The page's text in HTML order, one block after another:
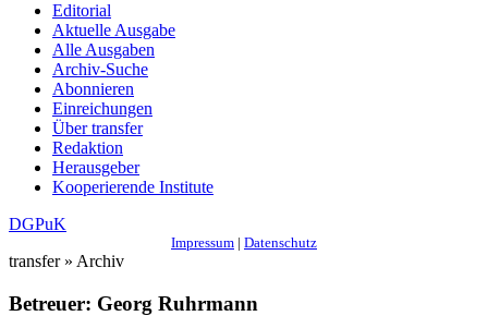
Editorial
Aktuelle Ausgabe
Alle Ausgaben
Archiv-Suche
Abonnieren
Einreichungen
Über transfer
Redaktion
Herausgeber
Kooperierende Institute
DGPuK
Impressum | Datenschutz
transfer » Archiv
Betreuer: Georg Ruhrmann